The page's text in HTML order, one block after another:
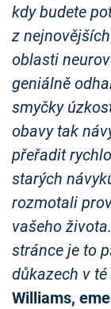
kdy budete
z
oblasti
geniálně
smyčky
obavy tak
přeřadit
starých
rozmotali
vašeho
stránce je to
důkazech v té
Williams,